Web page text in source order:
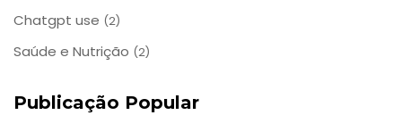
Chatgpt use (2)
Saúde e Nutrição (2)
Publicação Popular